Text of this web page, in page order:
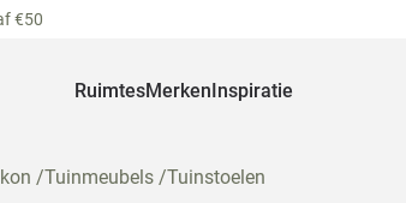
€50
RuimtesMerkenInspiratie
/Tuinmeubels /Tuinstoelen